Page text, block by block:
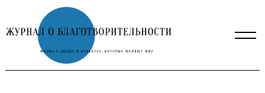
to
content